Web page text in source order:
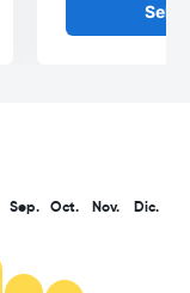
Sep. Oct. Nov. Dic.